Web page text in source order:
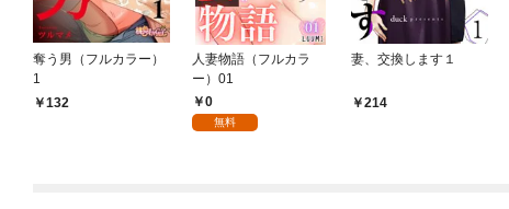
奪う男（フルカラー）
1
132
人妻物語（フルカラ
ー）01
0
無料
妻、交換します１
214